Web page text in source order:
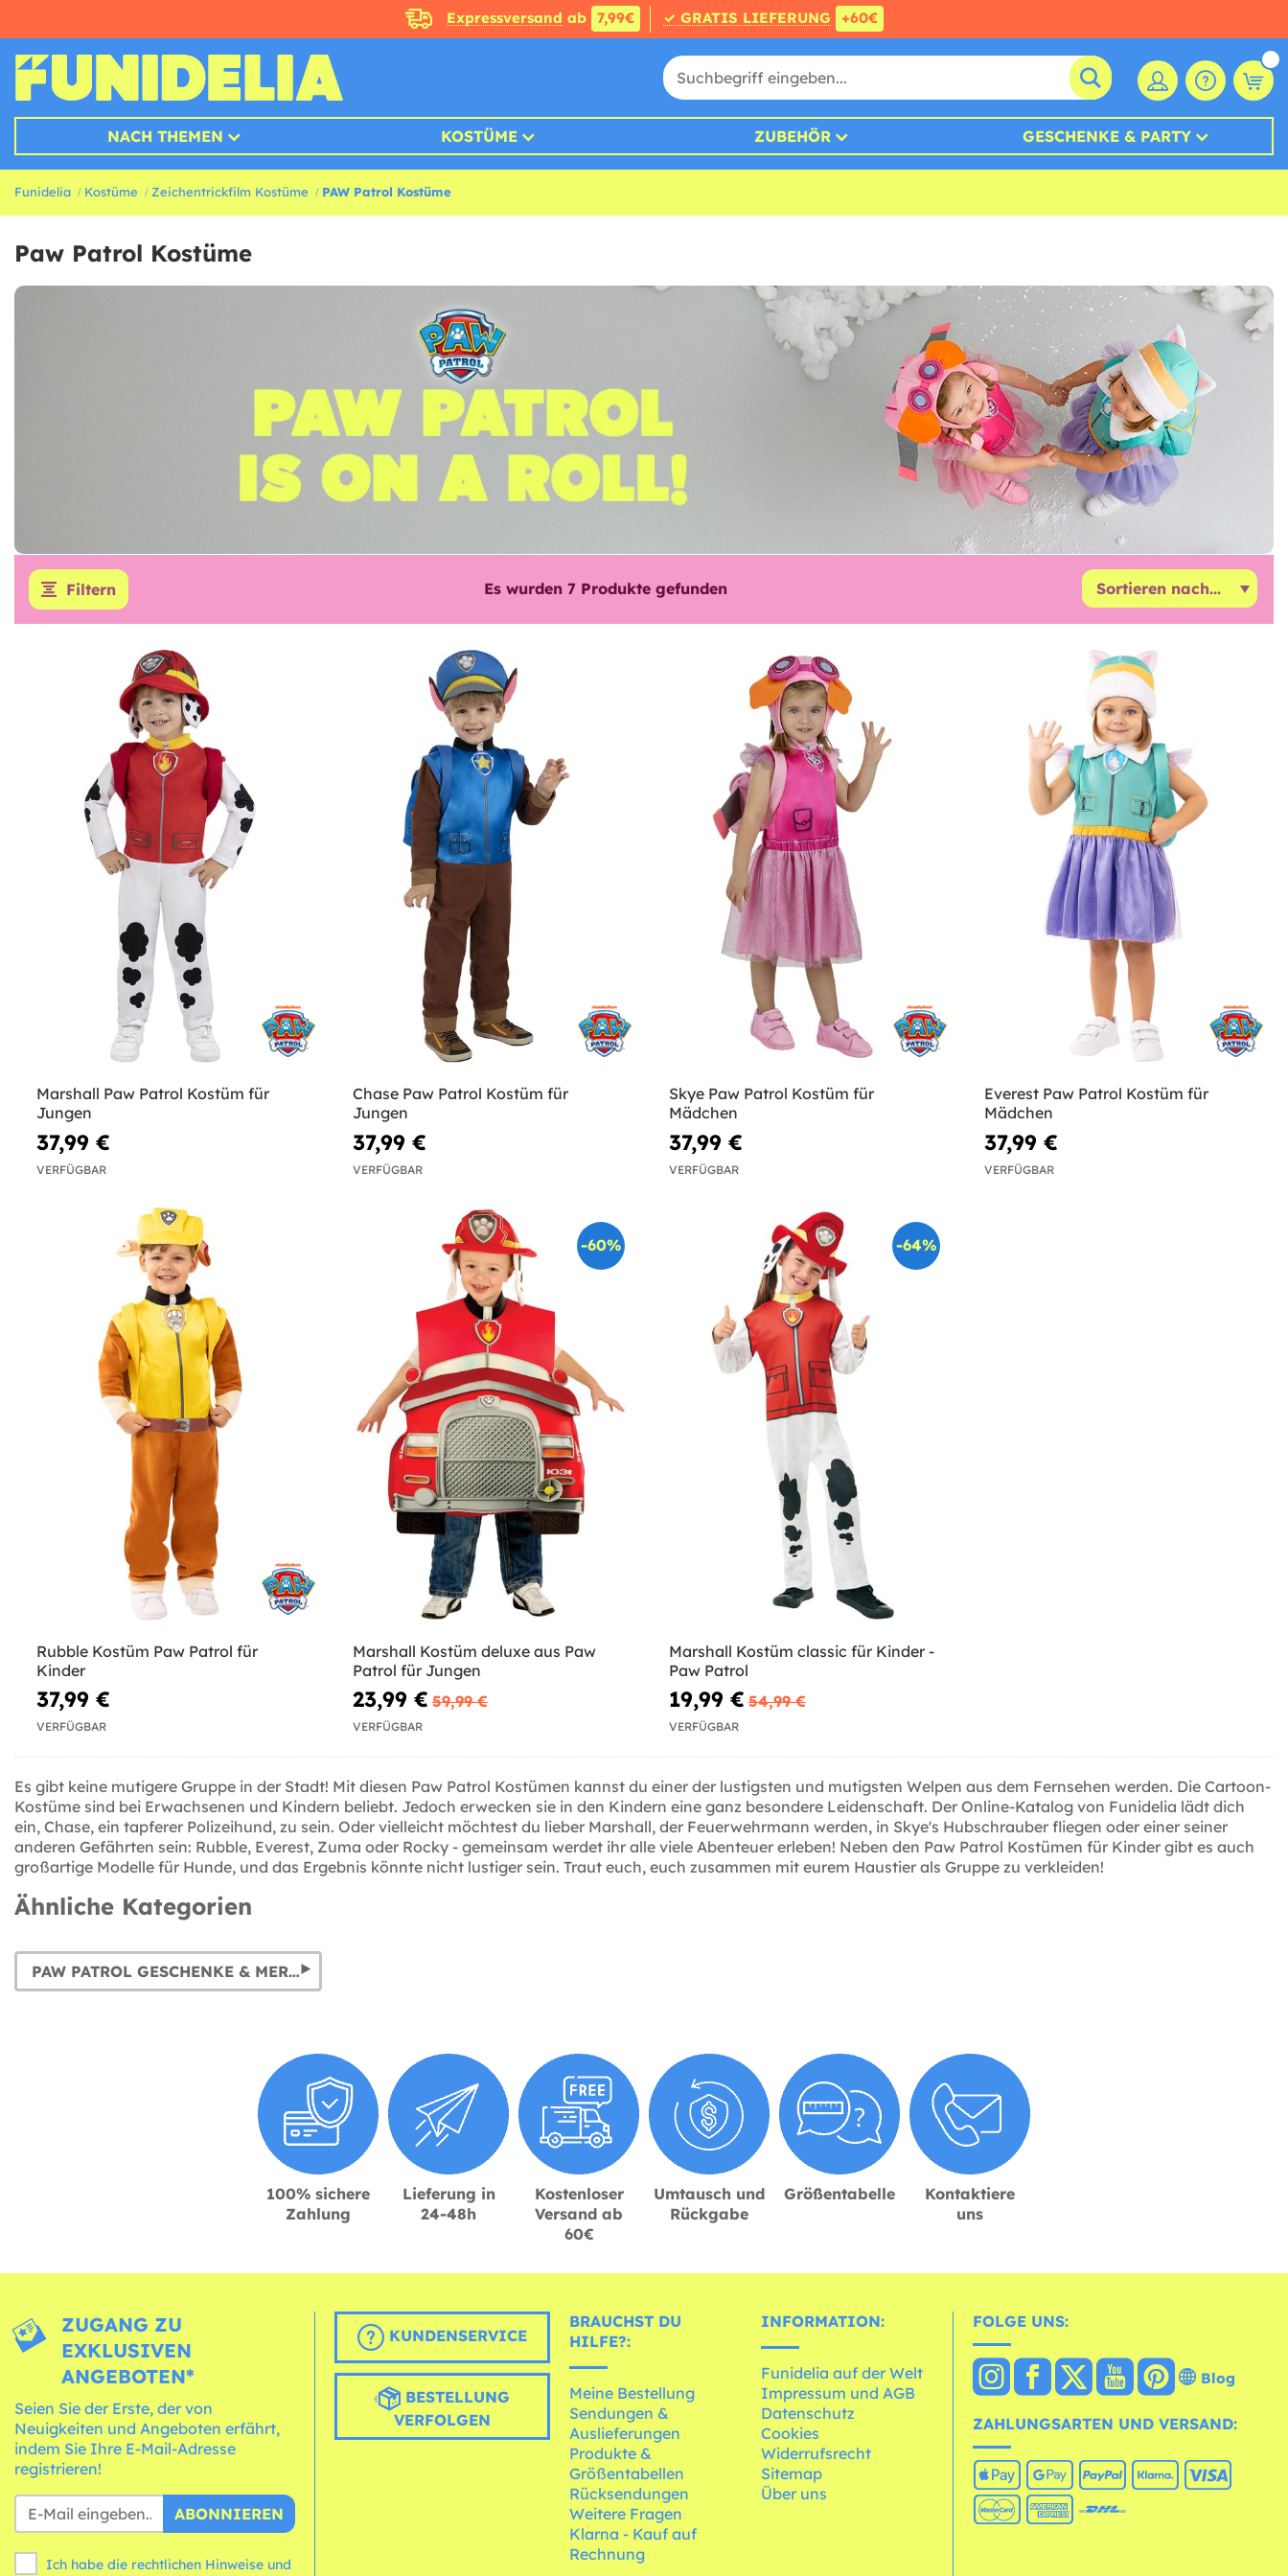
Expressversand ab 7,99€ ✓ GRATIS LIEFERUNG +60€
NACH THEMEN KOSTÜME ZUBEHÖR GESCHENKE & PARTY
Funidelia Kostüme Zeichentrickfilm Kostüme PAW Patrol Kostüme
Paw Patrol Kostüme
Filtern Es wurden 7Produkte gefunden
Marshall Paw Patrol Kostüm für
Jungen
37,99 €
VERFÜGBAR
Chase Paw Patrol Kostüm für
Jungen
37,99 €
VERFÜGBAR
Skye Paw Patrol Kostüm für
Mädchen
37,99 €
VERFÜGBAR
Everest Paw Patrol Kostüm für
Mädchen
37,99 €
VERFÜGBAR
Rubble Kostüm Paw Patrol für
Kinder
37,99 €
VERFÜGBAR
-60%
Marshall Kostüm deluxe aus Paw
Patrol für Jungen
23,99 € 59,99 €
VERFÜGBAR
-64%
Marshall Kostüm classic für Kinder -
Paw Patrol
19,99 € 54,99 €
VERFÜGBAR
Es gibt keine mutigere Gruppe in der Stadt! Mit diesen Paw Patrol Kostümen kannst du einer der lustigsten und mutigsten Welpen aus dem Fernsehen werden. Die Cartoon-
Kostüme sind bei Erwachsenen und Kindern beliebt. Jedoch erwecken sie in den Kindern eine ganz besondere Leidenschaft. Der Online-Katalog von Funidelia lädt dich
ein, Chase, ein tapferer Polizeihund, zu sein. Oder vielleicht möchtest du lieber Marshall, der Feuerwehrmann werden, in Skye's Hubschrauber fliegen oder einer seiner
anderen Gefährten sein: Rubble, Everest, Zuma oder Rocky - gemeinsam werdet ihr alle viele Abenteuer erleben! Neben den Paw Patrol Kostümen für Kinder gibt es auch
großartige Modelle für Hunde, und das Ergebnis könnte nicht lustiger sein. Traut euch, euch zusammen mit eurem Haustier als Gruppe zu verkleiden!
Ähnliche Kategorien
PAW PATROL GESCHENKE & MERCHANDISE
100% sichere
Zahlung
Lieferung in
24-48h
Kostenloser
Versand ab
60€
Umtausch und
Rückgabe
Größentabelle
Kontaktiere
uns
ZUGANG ZU
EXKLUSIVEN
ANGEBOTEN*
Seien Sie der Erste, der von
Neuigkeiten und Angeboten erfährt,
indem Sie Ihre E-Mail-Adresse
registrieren!
ABONNIEREN
Ich habe die rechtlichen Hinweise und
KUNDENSERVICE
BESTELLUNG
VERFOLGEN
BRAUCHST DU
HILFE?:
Meine Bestellung
Sendungen &
Auslieferungen
Produkte &
Größentabellen
Rücksendungen
Weitere Fragen
Klarna - Kauf auf
Rechnung
INFORMATION:
Funidelia auf der Welt
Impressum und AGB
Datenschutz
Cookies
Widerrufsrecht
Sitemap
Über uns
FOLGE UNS:
Blog
ZAHLUNGSARTEN UND VERSAND: